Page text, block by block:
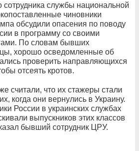
службы национальной
чиновники
обсудили опасения по поводу
в программу со своими
По словам бывших
хорошо осведомленные об
проверить направляющихся
отсеять кротов.
считали, что их стажеры стали
когда они вернулись в Украину.
России в украинских службах
выпускников этих классов
бывший сотрудник ЦРУ.